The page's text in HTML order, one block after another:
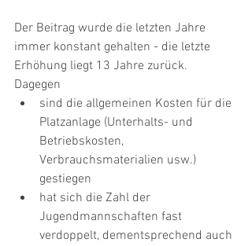
Der Beitrag wurde die letzten Jahre
immer konstant gehalten - die letzte
Erhöhung liegt 13 Jahre zurück.
Dagegen
sind die allgemeinen Kosten für die
Platzanlage (Unterhalts- und
Betriebskosten,
Verbrauchsmaterialien usw.)
gestiegen
hat sich die Zahl der
Jugendmannschaften fast
verdoppelt, dementsprechend auch